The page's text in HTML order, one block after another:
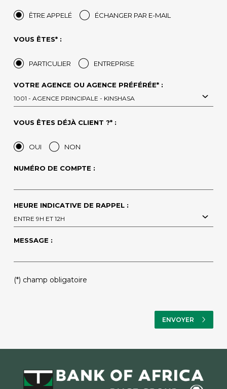
ÊTRE APPELÉ ÉCHANGER PAR E-MAIL
VOUS ÊTES* :
PARTICULIER ENTREPRISE
VOTRE AGENCE OU AGENCE PRÉFÉRÉE* :
1001 - AGENCE PRINCIPALE - KINSHASA
VOUS ÊTES DÉJÀ CLIENT ?* :
OUI NON
NUMÉRO DE COMPTE :
HEURE INDICATIVE DE RAPPEL :
ENTRE 9H ET 12H
MESSAGE :
(*) champ obligatoire